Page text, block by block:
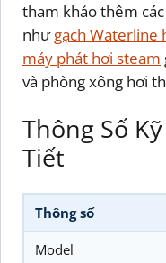
tham khảo thêm
nhưgạch Waterline
máy phát hơi steam
và phòng xông hơi
Thông Số
Tiết
Thông số
Model